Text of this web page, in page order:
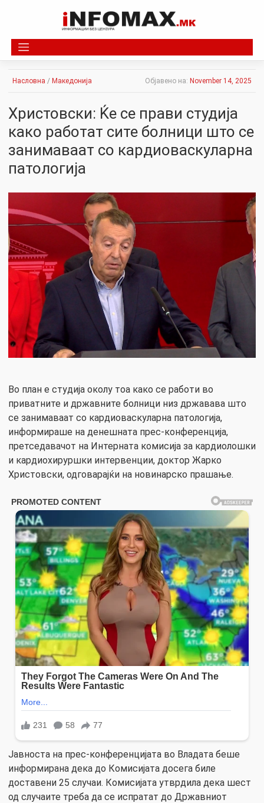
Насловна / Македонија Објавено на: November 14, 2025
Христовски: Ќе се прави студија
како работат сите болници што се
занимаваат со кардиоваскуларна
патологија
Во план е студија околу тоа како се работи во
приватните и државните болници низ државава што
се занимаваат со кардиоваскуларна патологија,
информираше на денешната прес-конференција,
претседавачот на Интерната комисија за кардиолошки
и кардиохируршки интервенции, доктор Жарко
Христовски, одговарајќи на новинарско прашање.
Јавноста на прес-конференцијата во Владата беше
информирана дека до Комисијата досега биле
доставени 25 случаи. Комисијата утврдила дека шест
од случаите треба да се испратат до Државниот